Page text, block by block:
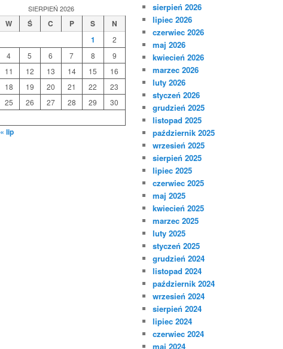
SIERPIEŃ 2026
W Ś C P S
N
1
2
4 5 6 7 8
9
11 12 13 14 15
16
18 19 20 21 22
23
25 26 27 28 29
30
« lip
sierpień 2026
lipiec 2026
czerwiec 2026
maj 2026
kwiecień 2026
marzec 2026
luty 2026
styczeń 2026
grudzień 2025
listopad 2025
październik 2025
wrzesień 2025
sierpień 2025
lipiec 2025
czerwiec 2025
maj 2025
kwiecień 2025
marzec 2025
luty 2025
styczeń 2025
grudzień 2024
listopad 2024
październik 2024
wrzesień 2024
sierpień 2024
lipiec 2024
czerwiec 2024
maj 2024